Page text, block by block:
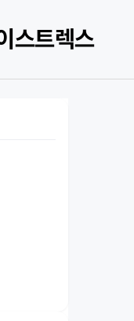
스트렉스